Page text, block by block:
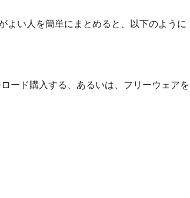
よい人を簡単にまとめると、以下のように
ード購入する、あるいは、フリーウェアを